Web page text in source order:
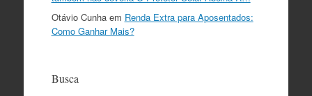
Otávio Cunhaem Renda Extra para Aposentados:
Como Ganhar Mais?
Busca